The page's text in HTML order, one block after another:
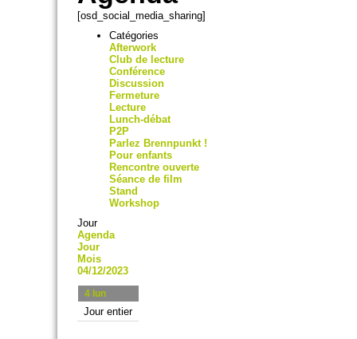
[osd_social_media_sharing]
Catégories
Afterwork
Club de lecture
Conférence
Discussion
Fermeture
Lecture
Lunch-débat
P2P
Parlez Brennpunkt !
Pour enfants
Rencontre ouverte
Séance de film
Stand
Workshop
Jour
Agenda
Jour
Mois
04/12/2023
4 lun
Jour entier